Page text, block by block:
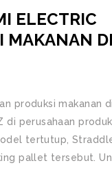
ELECTRIC
MAKANAN
produksi makanan
perusahaan
tertutup,
pallet tersebut.